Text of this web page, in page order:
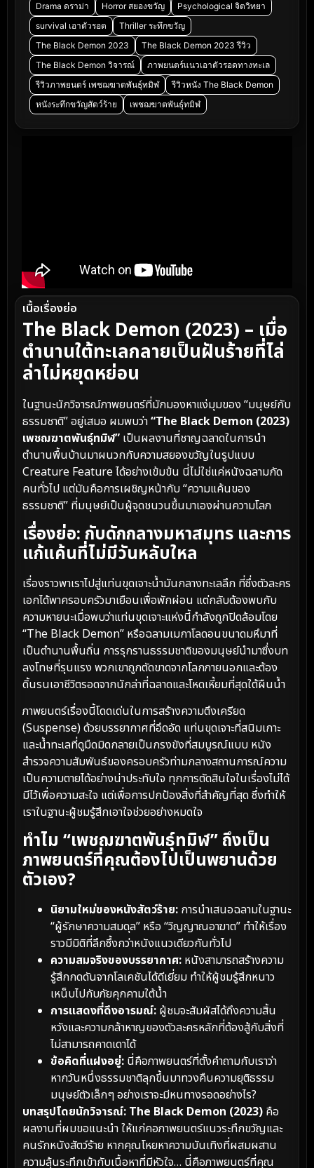
Drama ดราม่า Horror สยองขวัญ
Psychological จิตวิทยา
survival เอาตัวรอด
Thriller ระทึกขวัญ
The Black Demon 2023
The Black Demon 2023 รีวิว
The Black Demon วิจารณ์
ภาพยนตร์แนวเอาตัวรอดทางทะเล
รีวิวภาพยนตร์ เพชฌฆาตพันธุ์ทมิฬ
รีวิวหนัง The Black Demon
หนังระทึกขวัญสัตว์ร้าย
เพชฌฆาตพันธุ์ทมิฬ
เนื้อเรื่องย่อ
The Black Demon (2023) – เมื่อ
ตำนานใต้ทะเลกลายเป็นฝันร้ายที่ไล่
ล่าไม่หยุดหย่อน
ในฐานะนักวิจารณ์ภาพยนตร์ที่มักมองหาแง่มุมของ “มนุษย์กับ
ธรรมชาติ” อยู่เสมอ ผมพบว่า“The Black Demon (2023)
เพชฌฆาตพันธุ์ทมิฬ” เป็นผลงานที่ชาญฉลาดในการนำ
ตำนานพื้นบ้านมาผนวกกับความสยองขวัญในรูปแบบ
Creature Feature ได้อย่างเข้มข้น นี่ไม่ใช่แค่หนังฉลามกัด
คนทั่วไป แต่มันคือการเผชิญหน้ากับ “ความแค้นของ
ธรรมชาติ” ที่มนุษย์เป็นผู้จุดชนวนขึ้นมาเองผ่านความโลภ
เรื่องย่อ: กับดักกลางมหาสมุทร และการ
แก้แค้นที่ไม่มีวันหลับใหล
เรื่องราวพาเราไปสู่แท่นขุดเจาะน้ำมันกลางทะเลลึก ที่ซึ่งตัวละคร
เอกได้พาครอบครัวมาเยือนเพื่อพักผ่อน แต่กลับต้องพบกับ
ความหายนะเมื่อพบว่าแท่นขุดเจาะแห่งนี้กำลังถูกปิดล้อมโดย
“The Black Demon” หรือฉลามเมกาโลดอนขนาดมหึมาที่
เป็นตำนานพื้นถิ่น การรุกรานธรรมชาติของมนุษย์นำมาซึ่งบท
ลงโทษที่รุนแรง พวกเขาถูกตัดขาดจากโลกภายนอกและต้อง
ดิ้นรนเอาชีวิตรอดจากนักล่าที่ฉลาดและโหดเหี้ยมที่สุดใต้ผืนน้ำ
ภาพยนตร์เรื่องนี้โดดเด่นในการสร้างความตึงเครียด
(Suspense) ด้วยบรรยากาศที่อึดอัด แท่นขุดเจาะที่สนิมเกาะ
และน้ำทะเลที่ดูมืดมิดกลายเป็นกรงขังที่สมบูรณ์แบบ หนัง
สำรวจความสัมพันธ์ของครอบครัวท่ามกลางสถานการณ์ความ
เป็นความตายได้อย่างน่าประทับใจ ทุกการตัดสินใจในเรื่องไม่ได้
มีไว้เพื่อความสะใจ แต่เพื่อการปกป้องสิ่งที่สำคัญที่สุด ซึ่งทำให้
เราในฐานะผู้ชมรู้สึกเอาใจช่วยอย่างหมดใจ
ทำไม “เพชฌฆาตพันธุ์ทมิฬ” ถึงเป็น
ภาพยนตร์ที่คุณต้องไปเป็นพยานด้วย
ตัวเอง?
นิยามใหม่ของหนังสัตว์ร้าย: การนำเสนอฉลามในฐานะ
“ผู้รักษาความสมดุล” หรือ “วิญญาณอาฆาต” ทำให้เรื่อง
ราวมีมิติที่ลึกซึ้งกว่าหนังแนวเดียวกันทั่วไป
ความสมจริงของบรรยากาศ: หนังสามารถสร้างความ
รู้สึกกดดันจากโลเคชันได้ดีเยี่ยม ทำให้ผู้ชมรู้สึกหนาว
เหน็บไปกับภัยคุกคามใต้น้ำ
การแสดงที่ดึงอารมณ์: ผู้ชมจะสัมผัสได้ถึงความสิ้น
หวังและความกล้าหาญของตัวละครหลักที่ต้องสู้กับสิ่งที่
ไม่สามารถคาดเดาได้
ข้อคิดที่แฝงอยู่: นี่คือภาพยนตร์ที่ตั้งคำถามกับเราว่า
หากวันหนึ่งธรรมชาติลุกขึ้นมาทวงคืนความยุติธรรม
มนุษย์ตัวเล็กๆ อย่างเราจะมีหนทางรอดอย่างไร?
บทสรุปโดยนักวิจารณ์: The Black Demon (2023) คือ
ผลงานที่ผมขอแนะนำ ให้แก่คอภาพยนตร์แนวระทึกขวัญและ
คนรักหนังสัตว์ร้าย หากคุณโหยหาความบันเทิงที่ผสมผสาน
ความลุ้นระทึกเข้ากับเนื้อหาที่มีหัวใจ… นี่คือภาพยนตร์ที่คุณ